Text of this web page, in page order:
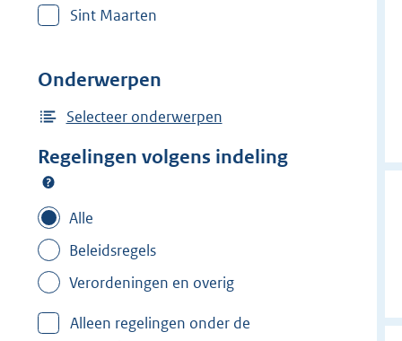
j
r
f
l
:
'
-
l
i
e
r
i
r
:
a
Sint Maarten
Onderwerpen
Selecteer onderwerpen
Regelingen volgens indeling
Alle
Beleidsregels
Verordeningen en overig
Alleen regelingen onder de